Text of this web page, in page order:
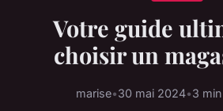
Votre guide
choisir un
marise•30 mai 2024•3